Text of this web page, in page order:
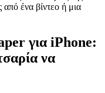
ένα βίντεο ή μια
για iPhone:
να